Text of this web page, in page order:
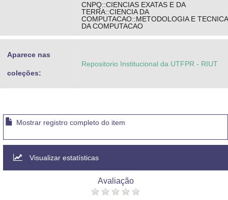
CNPQ::CIENCIAS EXATAS E DA
TERRA::CIENCIA DA
COMPUTACAO::METODOLOGIA E
DA COMPUTACAO
Aparece nas
coleções:
Repositorio Institucional da UTFPR - RIUT
Mostrar registro completo do item
Visualizar estatísticas
Avaliação